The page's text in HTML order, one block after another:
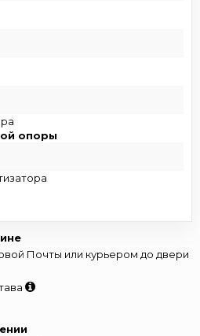
опоры
Почты или курьером до двери